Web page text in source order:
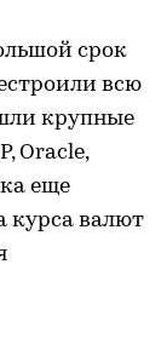
срок
всю
крупные
Oracle,
еще
курса валют